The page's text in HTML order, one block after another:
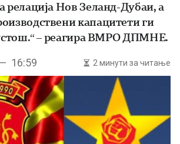
релација Нов Зеланд-Дубаи, а
капацитети ги
– реагира ВМРО ДПМНЕ.
16:59 2 минути за читање